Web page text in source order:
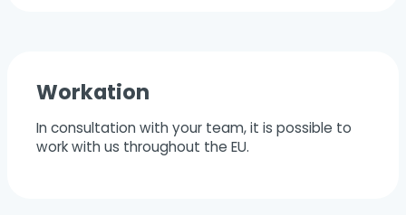
Workation
In consultation with your team, it is possible to
work with us throughout the EU.